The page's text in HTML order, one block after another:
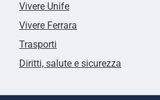
Vivere Unife
Vivere Ferrara
Trasporti
Diritti, salute e sicurezza